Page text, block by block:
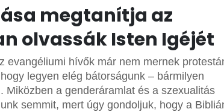
megtanítja az
olvassák Isten Igéjét
evangéliumi hívők már nem mernek
legyen elég bátorságunk – bármilyen
a genderáramlat és a szexualitás
semmit, mert úgy gondoljuk, hogy a